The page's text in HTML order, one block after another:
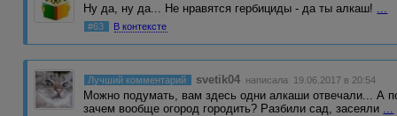
Ну да, ну да... Не нравятся гербициды - да ты алкаш! ...
#63 В контексте
Лучший комментарий svetik04 написала 19.06.2017 в 20:54
Можно подумать, вам здесь одни алкаши отвечали... А
зачем вообще огород городить? Разбили сад, засеяли